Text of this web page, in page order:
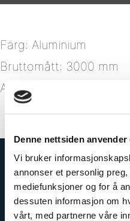
Denne nettsiden anvender
Vi bruker
annonser et personlig
mediefunksjoner og for å
dessuten informasjon om
vårt, med partnerne våre
Färg: Aluminium
Bruttomått: 3000 mm
Artikelnummer: 163962-